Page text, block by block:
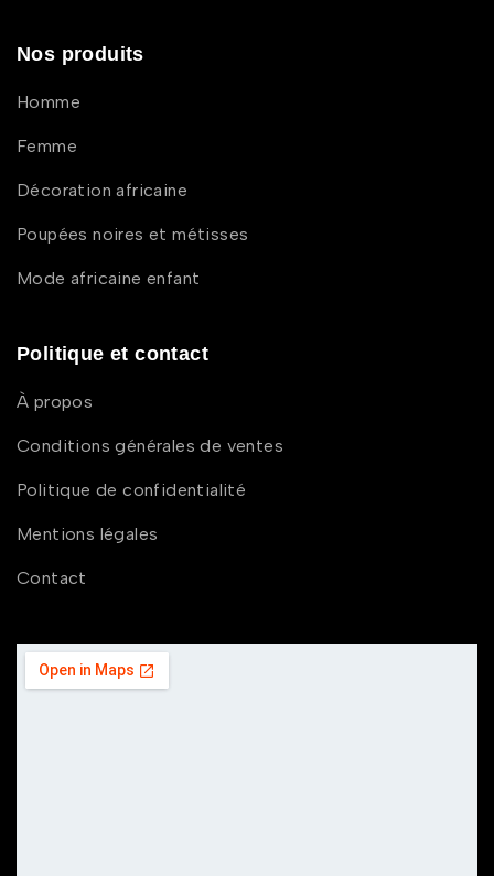
Nos produits
Homme
Femme
Décoration africaine
Poupées noires et métisses
Mode africaine enfant
Politique et contact
À propos
Conditions générales de ventes
Politique de confidentialité
Mentions légales
Contact